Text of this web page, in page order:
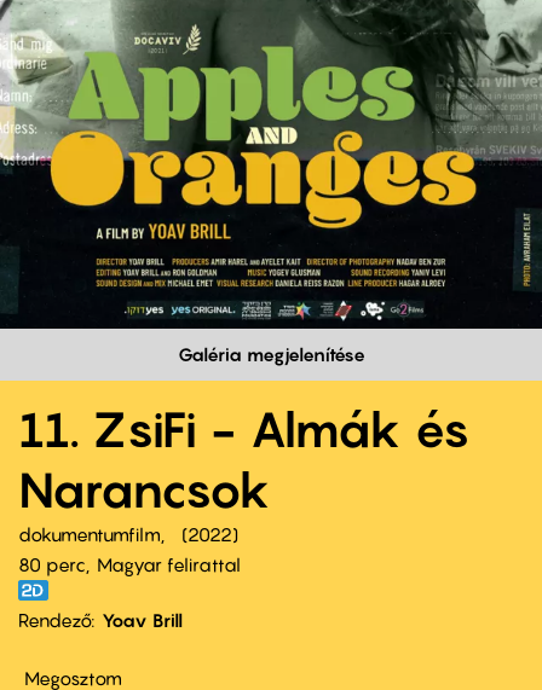
Galéria megjelenítése
11. ZsiFi - Almák és
Narancsok
dokumentumfilm
2022
80 perc,
Magyar felirattal
Rendező Yoav Brill
Megosztom